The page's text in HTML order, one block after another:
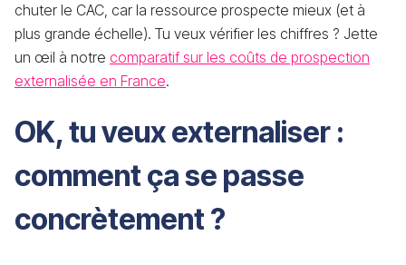
chuter le CAC, car la ressource prospecte mieux (et à
plus grande échelle). Tu veux vérifier les chiffres ? Jette
un œil à notre comparatif sur les coûts de prospection
externalisée en France.
OK, tu veux externaliser :
comment ça se passe
concrètement ?